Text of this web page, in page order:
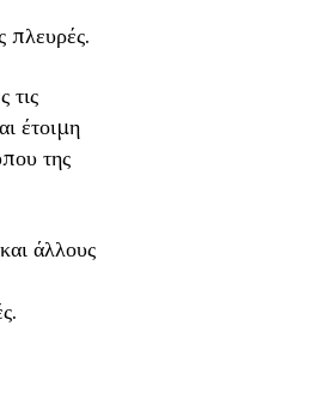
πλευρές.
τις
έτοιμη
της
άλλους